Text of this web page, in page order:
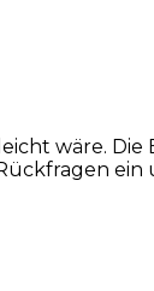
wäre.
ein